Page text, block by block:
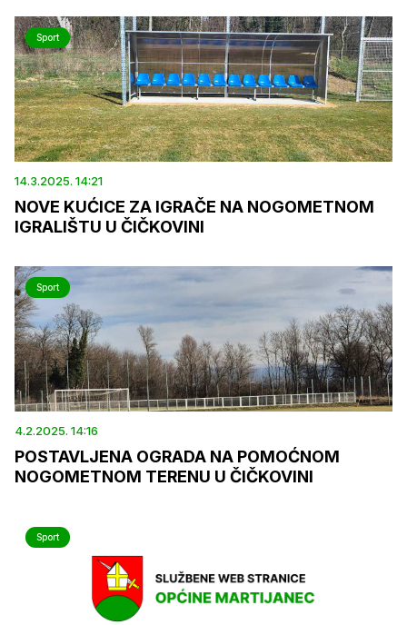
Sport
14.3.2025. 14:21
NOVE KUĆICE ZA IGRAČE NA NOGOMETNOM
IGRALIŠTU U ČIČKOVINI
Sport
4.2.2025. 14:16
POSTAVLJENA OGRADA NA POMOĆNOM
NOGOMETNOM TERENU U ČIČKOVINI
Sport